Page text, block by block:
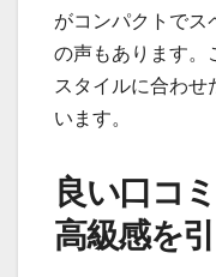
がコンパクトでス
の声もあります。
スタイルに合わせ
います。
良い口コ
高級感を